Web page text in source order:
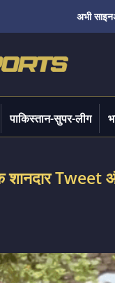
अभी
पाकिस्तान-सुपर-लीग
Tweet